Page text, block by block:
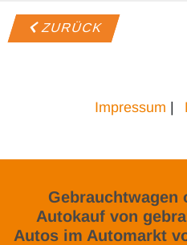
ZURÜCK
Impressum |
Gebrauchtwagen
Autokauf von
Autos im Automarkt